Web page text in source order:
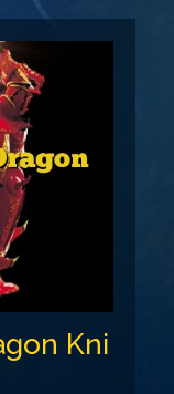
Kni